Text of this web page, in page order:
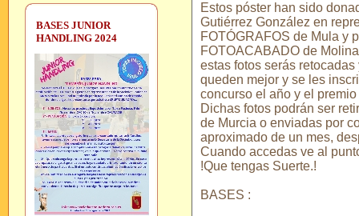
BASES JUNIOR
HANDLING 2024
Estos póster han sido
Gutiérrez González en
FOTÓGRAFOS de Mula y
FOTOACABADO de
estas fotos serás
queden mejor y se les
concurso el año y el
Dichas fotos podrán ser
de Murcia o enviadas por
aproximado de un mes,
Cuando accedas ve al
!Que tengas Suerte.!
BASES :